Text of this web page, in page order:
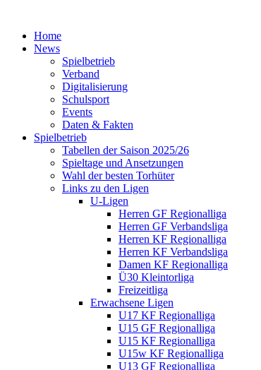
Home
News
Spielbetrieb
Verband
Digitalisierung
Schulsport
Events
Daten & Fakten
Spielbetrieb
Tabellen der Saison 2025/26
Spieltage und Ansetzungen
Wahl der besten Torhüter
Links zu den Ligen
U-Ligen
Herren GF Regionalliga
Herren GF Verbandsliga
Herren KF Regionalliga
Herren KF Verbandsliga
Damen KF Regionalliga
Ü30 Kleintorliga
Freizeitliga
Erwachsene Ligen
U17 KF Regionalliga
U15 GF Regionalliga
U15 KF Regionalliga
U15w KF Regionalliga
U13 GF Regionalliga